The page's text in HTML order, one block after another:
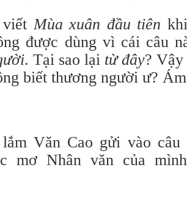
viếtMùa xuân đầu tiên
được dùng vì cái câu
. Tại sao lại từ đây? Vậy
biết thương người ư?
Văn Cao gửi vào câu
mơ Nhân văn của